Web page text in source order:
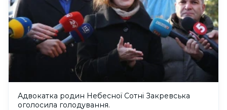
Адвокатка родин Небесної Сотні Закревська
оголосила голодування.